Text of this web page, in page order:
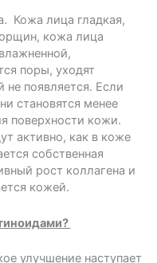
Кожа лица гладкая,
кожа лица
поры, уходят
появляется. Если
становятся менее
поверхности кожи.
активно, как в коже
собственная
рост коллагена и
кожей.
улучшение наступает